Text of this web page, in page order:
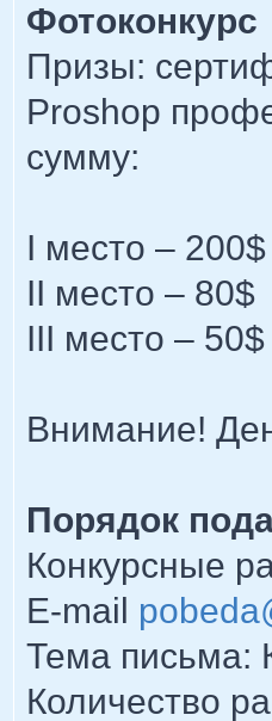
Фотоконкурс
Призы:
Proshop
сумму:
I место – 200$
II место – 80$
III место – 50$
Внимание!
Порядок
Конкурсные
E-mail
Тема письма:
Количество